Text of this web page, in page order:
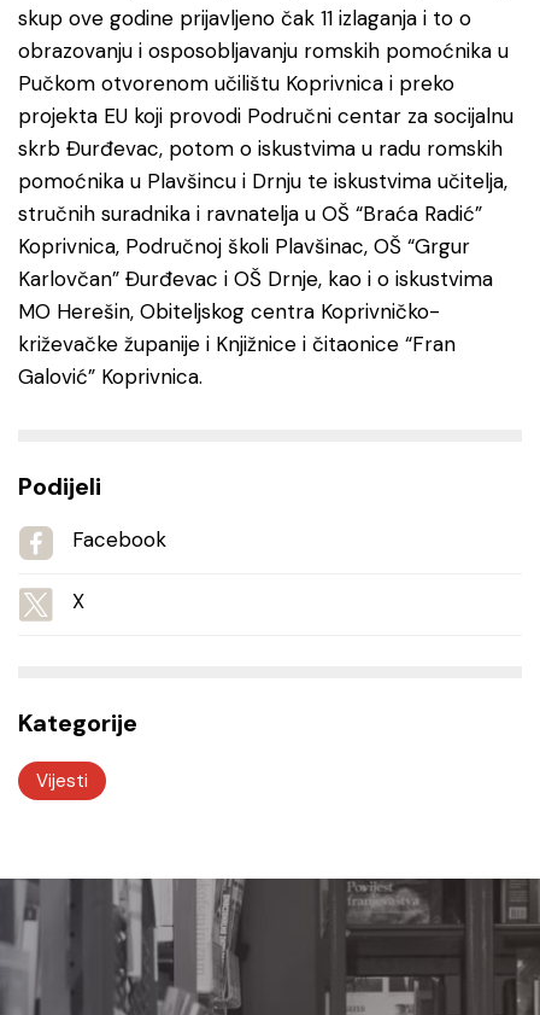
skup ove godine prijavljeno čak 11 izlaganja i to o
obrazovanju i osposobljavanju romskih pomoćnika u
Pučkom otvorenom učilištu Koprivnica i preko
projekta EU koji provodi Područni centar za socijalnu
skrb Đurđevac, potom o iskustvima u radu romskih
pomoćnika u Plavšincu i Drnju te iskustvima učitelja,
stručnih suradnika i ravnatelja u OŠ “Braća Radić”
Koprivnica, Područnoj školi Plavšinac, OŠ “Grgur
Karlovčan” Đurđevac i OŠ Drnje, kao i o iskustvima
MO Herešin, Obiteljskog centra Koprivničko-
križevačke županije i Knjižnice i čitaonice “Fran
Galović” Koprivnica.
Podijeli
Facebook
X
Kategorije
Vijesti